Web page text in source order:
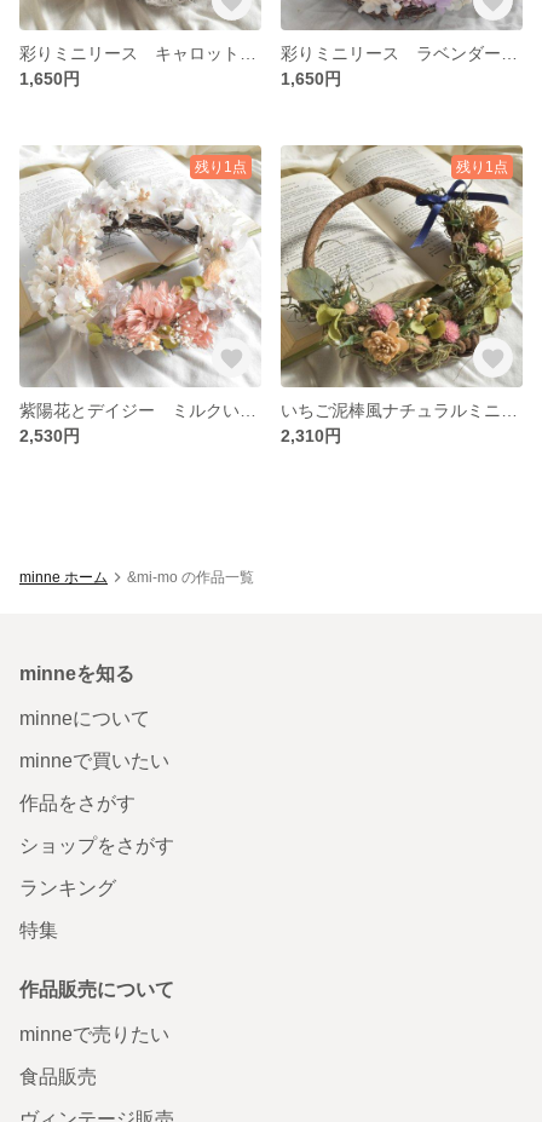
1,650円
1,650円
残り1点
2,530円
残り1点
2,310円
minne ホーム &mi-mo の作品一覧
minneを知る
minneについて
minneで買いたい
作品をさがす
ショップをさがす
ランキング
特集
作品販売について
minneで売りたい
食品販売